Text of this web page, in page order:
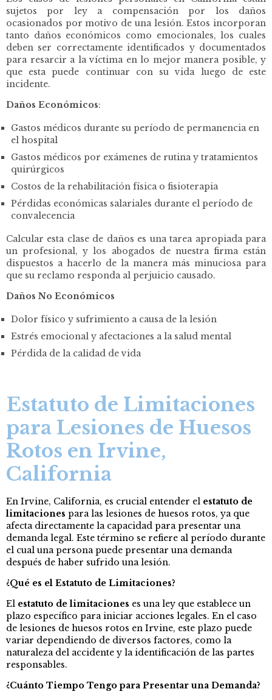
sujetos por ley a compensación por los daños
ocasionados por motivo de una lesión. Estos incorporan
tanto daños económicos como emocionales, los cuales
deben ser correctamente identificados y documentados
para resarcir a la víctima en lo mejor manera posible, y
que esta puede continuar con su vida luego de este
incidente.
Daños Económicos:
Gastos médicos durante su período de permanencia en
el hospital
Gastos médicos por exámenes de rutina y tratamientos
quirúrgicos
Costos de la rehabilitación física o fisioterapia
Pérdidas económicas salariales durante el período de
convalecencia
Calcular esta clase de daños es una tarea apropiada para
un profesional, y los abogados de nuestra firma están
dispuestos a hacerlo de la manera más minuciosa para
que su reclamo responda al perjuicio causado.
Daños No Económicos
Dolor físico y sufrimiento a causa de la lesión
Estrés emocional y afectaciones a la salud mental
Pérdida de la calidad de vida
Estatuto de Limitaciones
para Lesiones de Huesos
Rotos en Irvine,
California
En Irvine, California, es crucial entender el estatuto de
limitaciones para las lesiones de huesos rotos, ya que
afecta directamente la capacidad para presentar una
demanda legal. Este término se refiere al período durante
el cual una persona puede presentar una demanda
después de haber sufrido una lesión.
¿Qué es el Estatuto de Limitaciones?
El estatuto de limitaciones es una ley que establece un
plazo específico para iniciar acciones legales. En el caso
de lesiones de huesos rotos en Irvine, este plazo puede
variar dependiendo de diversos factores, como la
naturaleza del accidente y la identificación de las partes
responsables.
¿Cuánto Tiempo Tengo para Presentar una Demanda?